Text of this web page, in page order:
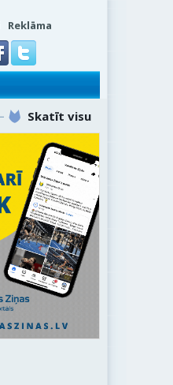
Reklāma
Skatīt visu